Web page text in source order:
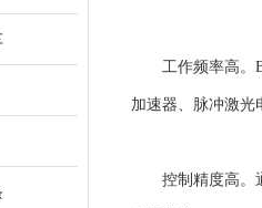
工作频率高。
加速器、脉冲激光
控制精度高。通